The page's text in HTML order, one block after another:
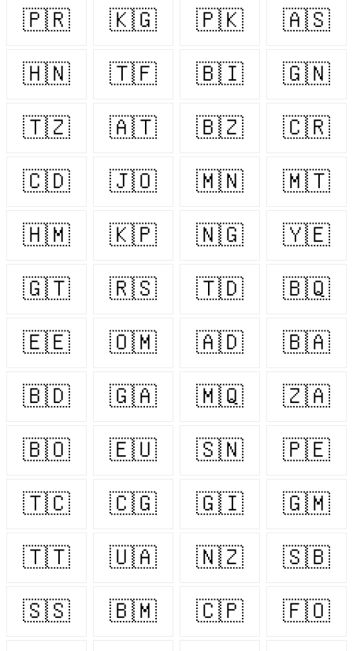
🇵🇷 🇰🇬 🇵🇰 🇦🇸
🇭🇳 🇹🇫 🇧🇮 🇬🇳
🇹🇿 🇦🇹 🇧🇿 🇨🇷
🇨🇩 🇯🇴 🇲🇳 🇲🇹
🇭🇲 🇰🇵 🇳🇬 🇾🇪
🇬🇹 🇷🇸 🇹🇩 🇧🇶
🇪🇪 🇴🇲 🇦🇩 🇧🇦
🇧🇩 🇬🇦 🇲🇶 🇿🇦
🇧🇴 🇪🇺 🇸🇳 🇵🇪
🇹🇨 🇨🇬 🇬🇮 🇬🇲
🇹🇹 🇺🇦 🇳🇿 🇸🇧
🇸🇸 🇧🇲 🇨🇵 🇫🇴